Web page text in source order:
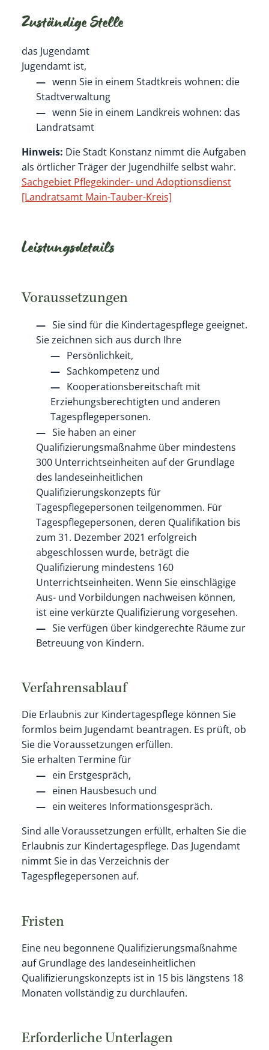
Zuständige Stelle
das Jugendamt
Jugendamt ist,
wenn Sie in einem Stadtkreis wohnen: die
Stadtverwaltung
wenn Sie in einem Landkreis wohnen: das
Landratsamt
Hinweis: Die Stadt Konstanz nimmt die Aufgaben
als örtlicher Träger der Jugendhilfe selbst wahr.
Sachgebiet Pflegekinder- und Adoptionsdienst
[Landratsamt Main-Tauber-Kreis]
Leistungsdetails
Voraussetzungen
Sie sind für die Kindertagespflege geeignet.
Sie zeichnen sich aus durch Ihre
Persönlichkeit,
Sachkompetenz und
Kooperationsbereitschaft mit
Erziehungsberechtigten und anderen
Tagespflegepersonen.
Sie haben an einer
Qualifizierungsmaßnahme über mindestens
300 Unterrichtseinheiten auf der Grundlage
des landeseinheitlichen
Qualifizierungskonzepts für
Tagespflegepersonen teilgenommen. Für
Tagespflegepersonen, deren Qualifikation bis
zum 31. Dezember 2021 erfolgreich
abgeschlossen wurde, beträgt die
Qualifizierung mindestens 160
Unterrichtseinheiten. Wenn Sie einschlägige
Aus- und Vorbildungen nachweisen können,
ist eine verkürzte Qualifizierung vorgesehen.
Sie verfügen über kindgerechte Räume zur
Betreuung von Kindern.
Verfahrensablauf
Die Erlaubnis zur Kindertagespflege können Sie
formlos beim Jugendamt beantragen. Es prüft, ob
Sie die Voraussetzungen erfüllen.
Sie erhalten Termine für
ein Erstgespräch,
einen Hausbesuch und
ein weiteres Informationsgespräch.
Sind alle Voraussetzungen erfüllt, erhalten Sie die
Erlaubnis zur Kindertagespflege. Das Jugendamt
nimmt Sie in das Verzeichnis der
Tagespflegepersonen auf.
Fristen
Eine neu begonnene Qualifizierungsmaßnahme
auf Grundlage des landeseinheitlichen
Qualifizierungskonzepts ist in 15 bis längstens 18
Monaten vollständig zu durchlaufen.
Erforderliche Unterlagen